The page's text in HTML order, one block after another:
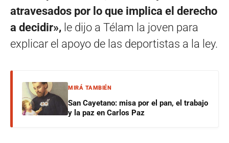
atravesados por lo que implica el derecho
a decidir», le dijo a Télam la joven para
explicar el apoyo de las deportistas a la ley.
MIRÁ TAMBIÉN
San Cayetano: misa por el pan, el trabajo
y la paz en Carlos Paz